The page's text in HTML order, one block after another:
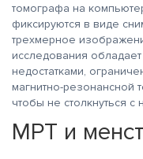
томографа на
фиксируются в виде
трехмерное
исследования
недостатками,
магнитно-резонансной
чтобы не столкнуться с
МРТ и